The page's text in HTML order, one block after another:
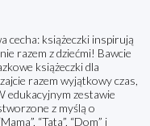
cecha: książeczki inspirują
razem z dziećmi! Bawcie
książeczki dla
razem wyjątkowy czas,
edukacyjnym zestawie
z myślą o
“Tata”, “Dom” i